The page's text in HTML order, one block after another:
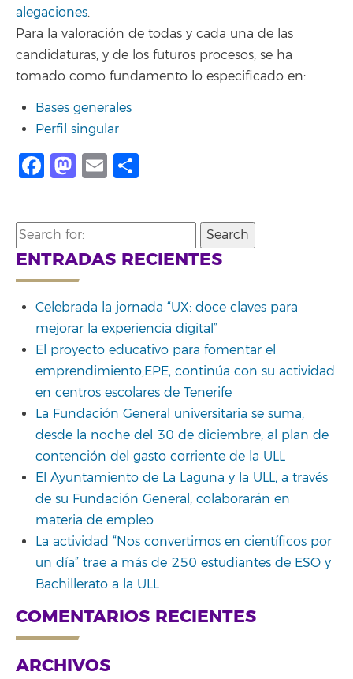
alegaciones.
Para la valoración de todas y cada una de las
candidaturas, y de los futuros procesos, se ha
tomado como fundamento lo especificado en:
Bases generales
Perfil singular
Facebook
Mastodon
Email
Search
for:
ENTRADAS RECIENTES
Celebrada la jornada “UX: doce claves para
mejorar la experiencia digital”
El proyecto educativo para fomentar el
emprendimiento,EPE, continúa con su actividad
en centros escolares de Tenerife
La Fundación General universitaria se suma,
desde la noche del 30 de diciembre, al plan de
contención del gasto corriente de la ULL
El Ayuntamiento de La Laguna y la ULL, a través
de su Fundación General, colaborarán en
materia de empleo
La actividad “Nos convertimos en científicos por
un día” trae a más de 250 estudiantes de ESO y
Bachillerato a la ULL
COMENTARIOS RECIENTES
ARCHIVOS